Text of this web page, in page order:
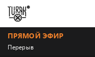
ПРЯМОЙ ЭФИР
Перерыв